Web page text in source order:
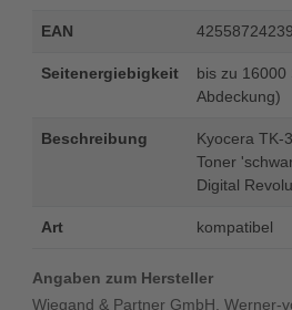
EAN
Seitenergiebigkeit
bis zu 16000
Abdeckung)
Beschreibung
Kyocera TK-
Toner
Digital
Art kompatibel
Angaben zum Hersteller
Wiegand & Partner GmbH, Werner-